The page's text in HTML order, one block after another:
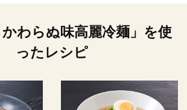
かわらぬ味高麗冷麺」を使
ったレシピ